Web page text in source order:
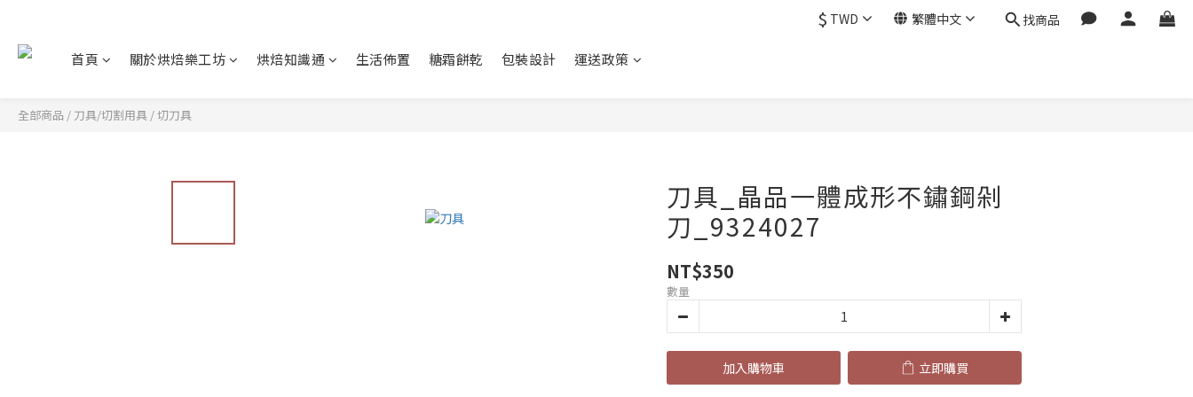
$ TWD 繁體中文 找商品
首頁 關於烘焙樂工坊 烘焙知識通 生活佈置 糖霜餅乾 包裝設計 運送政策
全部商品 / 刀具/切割用具 /切刀具
刀具_晶品一體成形不鏽鋼剁
刀_9324027
NT$350
數量
加入購物車 立即購買